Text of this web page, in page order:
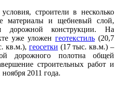
строители в несколько
материалы и щебневый слой,
дорожной конструкции. На
уже уложен геотекстиль (20,7
кв.м.), геосетки (17 тыс. кв.м.) –
дорожного полотна общей
строительных работ и
2011 года.